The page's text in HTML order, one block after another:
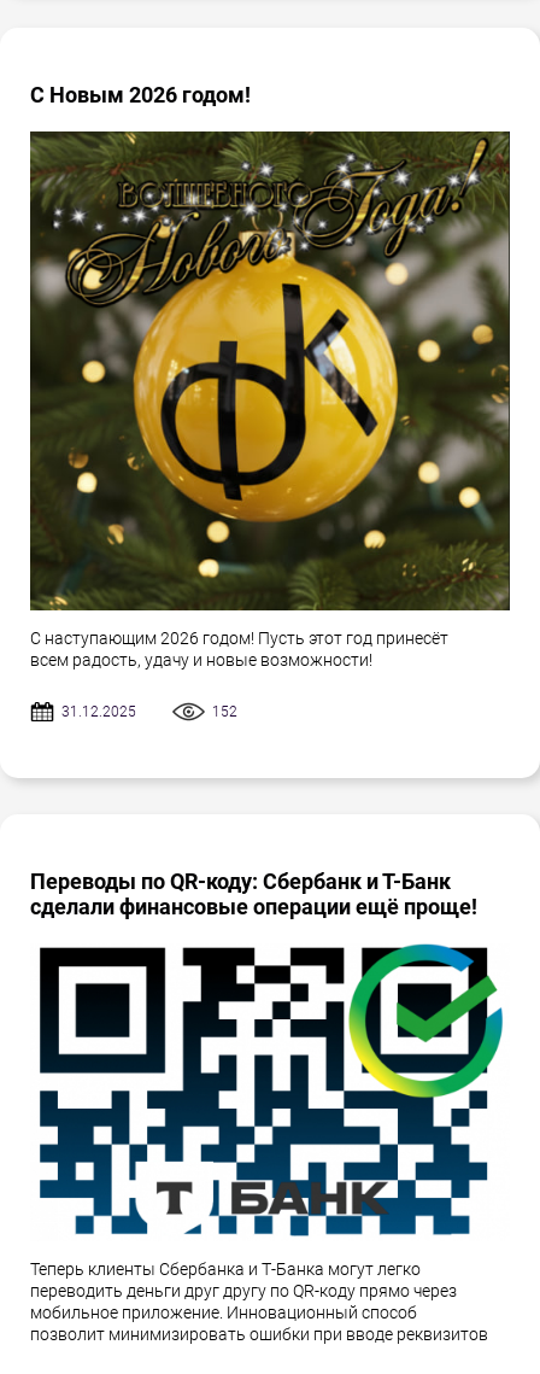
С Новым 2026 годом!
С наступающим 2026 годом! Пусть этот год принесёт
всем радость, удачу и новые возможности!
31.12.2025 152
Переводы по QR-коду: Сбербанк и Т-Банк
сделали финансовые операции ещё проще!
Теперь клиенты Сбербанка и Т-Банка могут легко
переводить деньги друг другу по QR-коду прямо через
мобильное приложение. Инновационный способ
позволит минимизировать ошибки при вводе реквизитов